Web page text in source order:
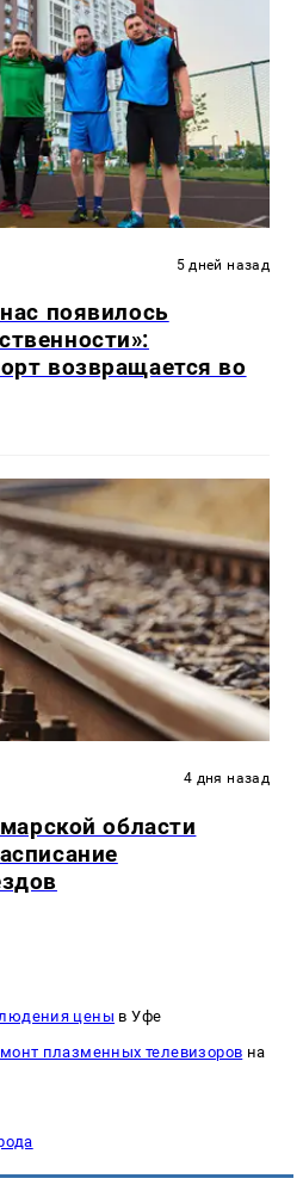
5 дней назад
появилось
возвращается во
4 дня назад
области
цены в Уфе
плазменных телевизоров на